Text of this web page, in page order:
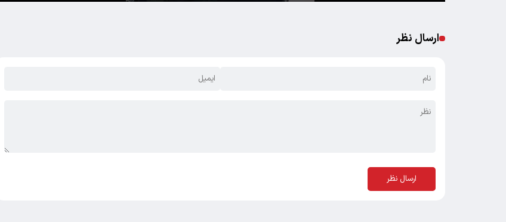
ارسال نظر
ارسال نظر